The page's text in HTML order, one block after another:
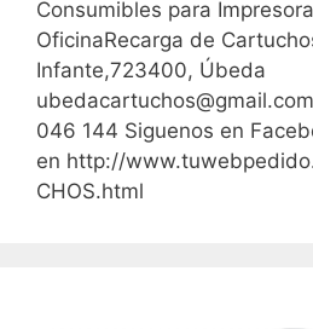
Consumibles para
OficinaRecarga de
Infante,723400, Úbeda
046 144 Siguenos en
en http://
CHOS.html